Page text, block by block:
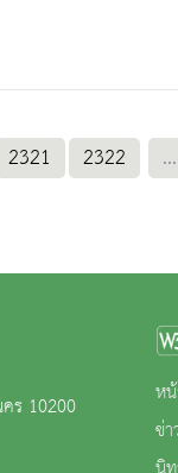
2321 2322 ...
ร 10200
ห
ข่